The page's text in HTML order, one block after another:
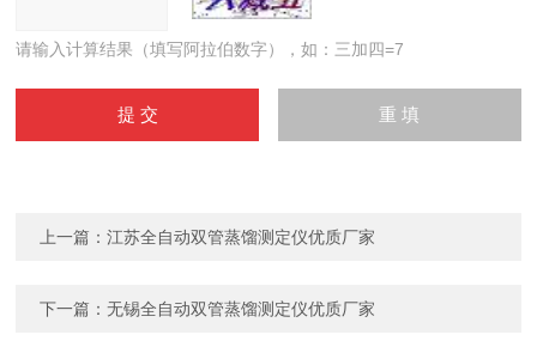
请输入计算结果（填写阿拉伯数字），如：三加四=7
上一篇：江苏全自动双管蒸馏测定仪优质厂家
下一篇：无锡全自动双管蒸馏测定仪优质厂家